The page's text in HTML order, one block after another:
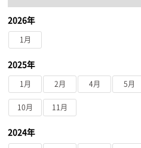
2026年
1月
2025年
1月 2月 4月 5月
10月 11月
2024年